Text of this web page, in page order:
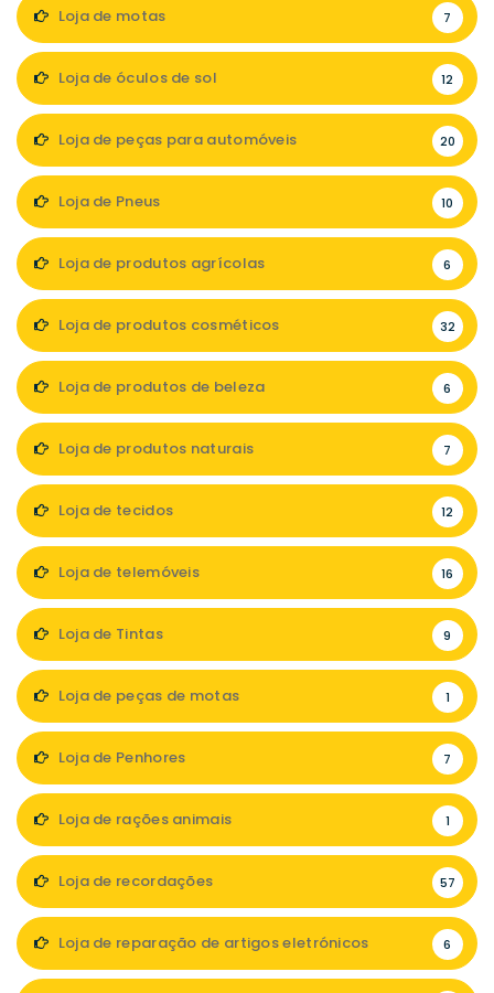
Loja de motas 7
Loja de óculos de sol 12
Loja de peças para automóveis 20
Loja de Pneus 10
Loja de produtos agrícolas 6
Loja de produtos cosméticos 32
Loja de produtos de beleza 6
Loja de produtos naturais 7
Loja de tecidos 12
Loja de telemóveis 16
Loja de Tintas 9
Loja de peças de motas 1
Loja de Penhores 7
Loja de rações animais 1
Loja de recordações 57
Loja de reparação de artigos eletrónicos 6